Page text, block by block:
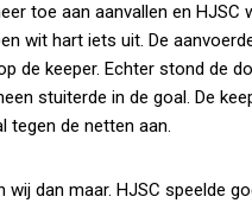
toe aan aanvallen en
wit hart iets uit. De
de keeper. Echter stond de
stuiterde in de goal. De
tegen de netten aan.
dan maar. HJSC speelde